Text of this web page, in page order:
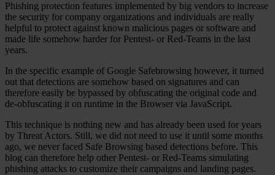
Phishing protection features implemented by big vendors to increase
the security for company organizations and individuals are really
helpful to protect against known malicious pages or software and
made life somehow harder for Pentest- or Red-Teams in the last
years.
In the specific example of Google Safebrowsing however, it turned
out that detections are somehow based on signatures and can
therefore easily be bypassed by obfuscating the original code and
de-obfuscating it on runtime in the Browser via JavaScript.
This technique is nothing new and has already been used for years
by Threat Actors. Still, we did not need to use it until some months
ago, we never faced Safe Browsing based detections before. This
blog can therefore help other Pentest- or Red-Teams simulating
phishing attacks to customize their campaigns and landing pages.